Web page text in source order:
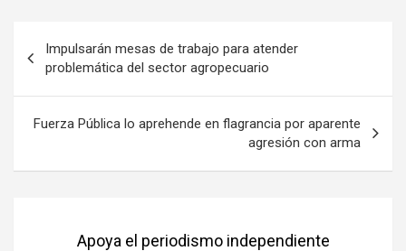
de
entradas
Impulsarán mesas de trabajo para atender
problemática del sector agropecuario
Fuerza Pública lo aprehende en flagrancia por aparente
agresión con arma
Apoya el periodismo independiente